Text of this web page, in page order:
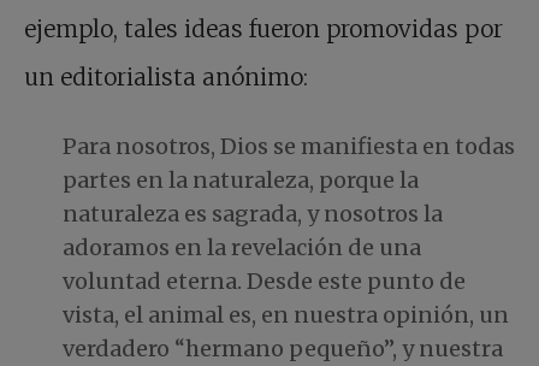
ejemplo, tales ideas fueron promovidas por
un editorialista anónimo:
Para nosotros, Dios se manifiesta en todas
partes en la naturaleza, porque la
naturaleza es sagrada, y nosotros la
adoramos en la revelación de una
voluntad eterna. Desde este punto de
vista, el animal es, en nuestra opinión, un
verdadero “hermano pequeño”, y nuestra